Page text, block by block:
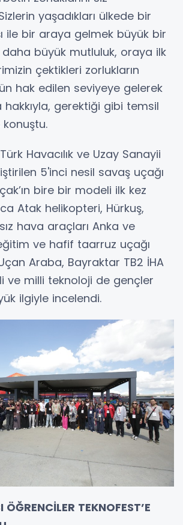
yaşadıkları ülkede bir
ile bir araya gelmek büyük bir
büyük mutluluk, oraya ilk
çektikleri zorlukların
hak edilen seviyeye gelerek
gerektiği gibi temsil
Türk Havacılık ve Uzay Sanayii
5'inci nesil savaş uçağı
bire bir modeli ilk kez
Atak helikopteri, Hürkuş,
hava araçları Anka ve
ve hafif taarruz uçağı
Araba, Bayraktar TB2 İHA
ve milli teknoloji de gençler
ilgiyle incelendi.
ÖĞRENCİLER TEKNOFEST’E